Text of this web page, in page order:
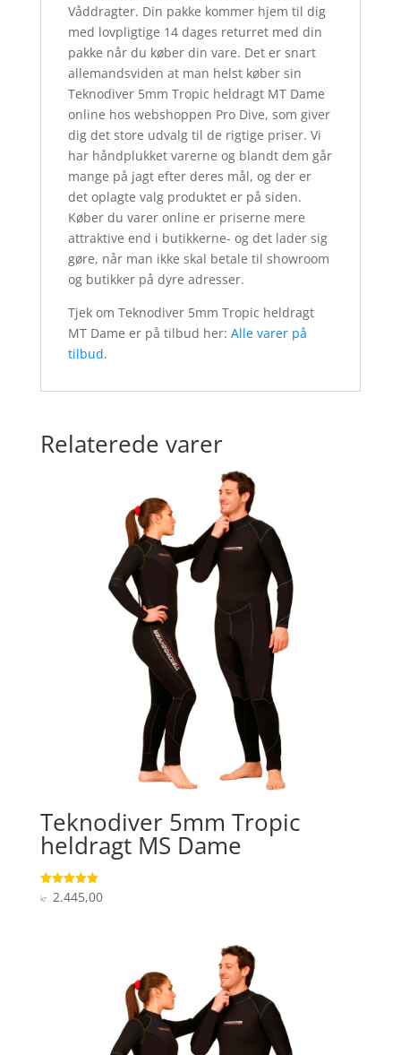
Våddragter. Din pakke kommer hjem til dig
med lovpligtige 14 dages returret med din
pakke når du køber din vare. Det er snart
allemandsviden at man helst køber sin
Teknodiver 5mm Tropic heldragt MT Dame
online hos webshoppen Pro Dive, som giver
dig det store udvalg til de rigtige priser. Vi
har håndplukket varerne og blandt dem går
mange på jagt efter deres mål, og der er
det oplagte valg produktet er på siden.
Køber du varer online er priserne mere
attraktive end i butikkerne- og det lader sig
gøre, når man ikke skal betale til showroom
og butikker på dyre adresser.
Tjek om Teknodiver 5mm Tropic heldragt
MT Dame er på tilbud her: Alle varer på
tilbud.
Relaterede varer
Teknodiver 5mm Tropic
heldragt MS Dame
Vurderet
5
kr. 2.445,00